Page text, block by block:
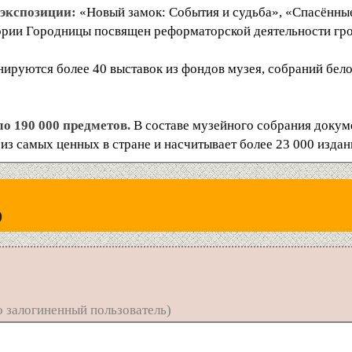
«Новый замок: События и судьба»,
Городницы посвящен реформаторской деятельности
более 40 выставок из фондов музея, собраний
190 000 предметов. В составе музейного собрания
самых ценных в стране и насчитывает более 23 000
пользователь)